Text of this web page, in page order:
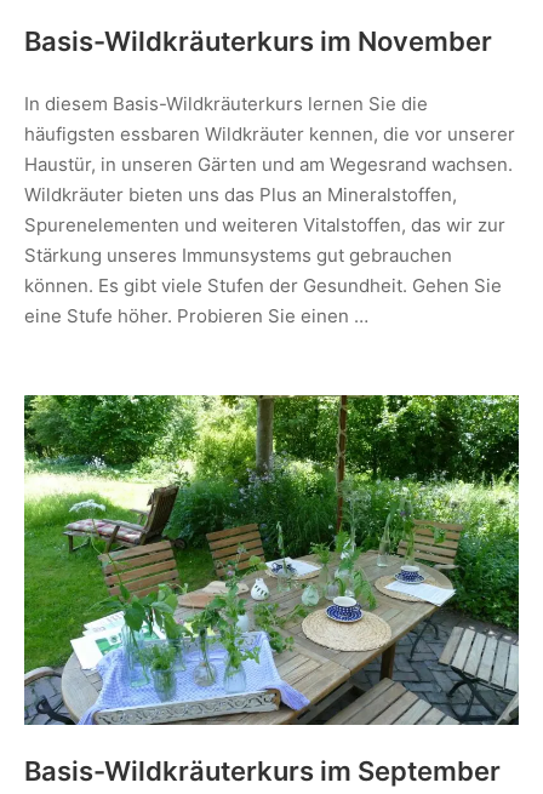
Basis-Wildkräuterkurs im November
In diesem Basis-Wildkräuterkurs lernen Sie die
häufigsten essbaren Wildkräuter kennen, die vor unserer
Haustür, in unseren Gärten und am Wegesrand wachsen.
Wildkräuter bieten uns das Plus an Mineralstoffen,
Spurenelementen und weiteren Vitalstoffen, das wir zur
Stärkung unseres Immunsystems gut gebrauchen
können. Es gibt viele Stufen der Gesundheit. Gehen Sie
eine Stufe höher. Probieren Sie einen …
Basis-Wildkräuterkurs im September